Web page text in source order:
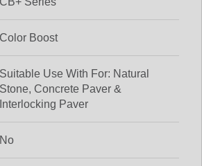
Color Boost
Suitable Use With For: Natural
Stone, Concrete Paver &
Interlocking Paver
No